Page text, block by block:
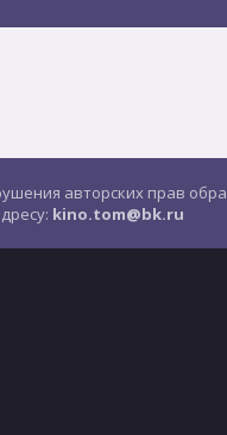
авторских прав
kino.tom@bk.ru